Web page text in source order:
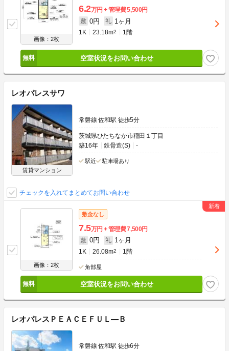
画像：2枚
6.2万円 管理費5,500円
敷 0円 礼 1ヶ月
1K 23.18m2 1階
空室状況をお問い合わせ
レオパレスサワ
賃貸マンション
常磐線 佐和駅 徒歩5分
茨城県ひたちなか市稲田１丁目
築16年
鉄骨造(S) -
駅近 駐車場あり
チェックを入れてまとめてお問い合わせ
画像：2枚
敷金なし
7.5万円 管理費7,500円
敷 0円 礼 1ヶ月
1K 26.08m2 1階
角部屋
空室状況をお問い合わせ
レオパレスＰＥＡＣＥＦＵＬ―Ｂ
常磐線 佐和駅 徒歩6分